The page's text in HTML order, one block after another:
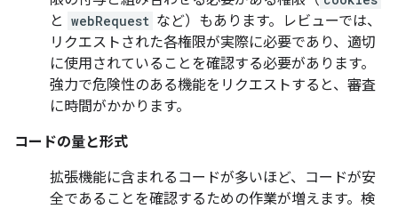
と webRequest など）もあります。レビューでは、
リクエストされた各権限が実際に必要であり、適切
に使用されていることを確認する必要があります。
強力で危険性のある機能をリクエストすると、審査
に時間がかかります。
コードの量と形式
拡張機能に含まれるコードが多いほど、コードが安
全であることを確認するための作業が増えます。検